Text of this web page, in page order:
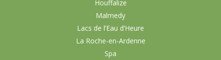
Houffalize
Malmedy
Lacs de l’Eau d’Heure
La Roche-en-Ardenne
Spa